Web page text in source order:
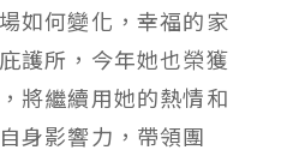
如何變化，幸福的家
護所，今年她也榮獲
將繼續用她的熱情和
身影響力，帶領團